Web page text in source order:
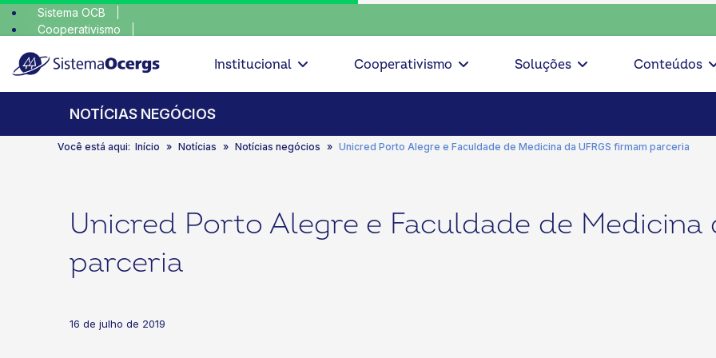
Sistema OCB
Cooperativismo
escolha consciente, escolha o coop • escolha consciente, escolha
Institucional
Cooperativismo Soluções Conteúdos
NOTÍCIAS NEGÓCIOS
Você está aqui: Início Notícias Notícias negócios Unicred Porto Alegre e Faculdade de Medicina da UFRGS firmam parceria
Unicred Porto Alegre e Faculdade de Medicina
parceria
16 de julho de 2019